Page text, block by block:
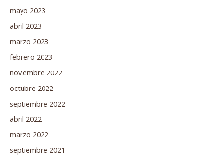
mayo 2023
abril 2023
marzo 2023
febrero 2023
noviembre 2022
octubre 2022
septiembre 2022
abril 2022
marzo 2022
septiembre 2021